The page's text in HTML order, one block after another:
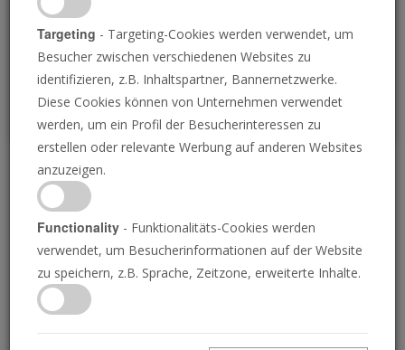
P
Abgeschlachtete Babys
im Dritten Weltkrieg
27.10.2023 • 23 Minuten
Bei den entsetzlichen Angriffen der Hamas auf
Israel wurden wahllos Babys abgeschlachtet.
Targeting - Targeting-Cookies werden verwendet, um
Besucher zwischen verschiedenen Websites zu
identifizieren, z.B. Inhaltspartner, Bannernetzwerke.
Diese Cookies können von Unternehmen verwendet
werden, um ein Profil der Besucherinteressen zu
erstellen oder relevante Werbung auf anderen Websites
anzuzeigen.
Functionality - Funktionalitäts-Cookies werden
verwendet, um Besucherinformationen auf der Website
zu speichern, z.B. Sprache, Zeitzone, erweiterte Inhalte.